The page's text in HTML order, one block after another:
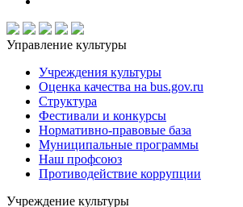
Управление культуры
Учреждения культуры
Оценка качества на bus.gov.ru
Структура
Фестивали и конкурсы
Нормативно-правовые база
Муниципальные программы
Наш профсоюз
Противодействие коррупции
Учреждение культуры